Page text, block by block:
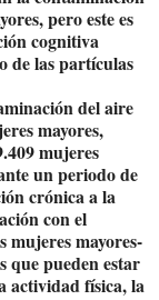
pero este es
cognitiva
de las partículas
del aire
mayores,
mujeres
un periodo de
crónica a la
con el
mujeres mayores-
que pueden estar
actividad física, la